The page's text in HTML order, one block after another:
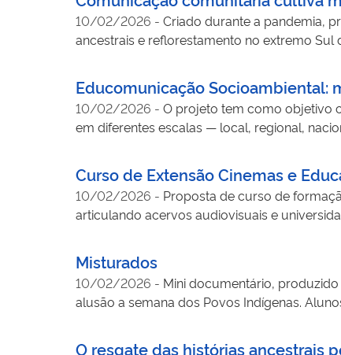
cinematográfica, fortalecendo o vínculo
10/02/2026 - Criado durante a pandemia,
ancestrais e reflorestamento no extremo Sul
Educomunicação Socioambiental:
10/02/2026 - O projeto tem como objetivo
em diferentes escalas — local, regional,
fortalecendo a visibilidade, a memória e o
Curso de Extensão Cinemas e
10/02/2026 - Proposta de curso de
articulando acervos audiovisuais e
universitária à comunidade. As discussões
nesses vínculos desde o cinematógrafo até
Misturados
10/02/2026 - Mini documentário,
alusão a semana dos Povos Indígenas.
O resgate das histórias ancestrais